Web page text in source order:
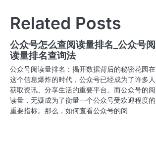
导
航
Related Posts
公众号怎么查阅读量排名_公众号阅
读量排名查询法
公众号阅读量排名：揭开数据背后的秘密花园在
这个信息爆炸的时代，公众号已经成为了许多人
获取资讯、分享生活的重要平台。而公众号的阅
读量，无疑成为了衡量一个公众号受欢迎程度的
重要指标。那么，如何查看公众号的阅